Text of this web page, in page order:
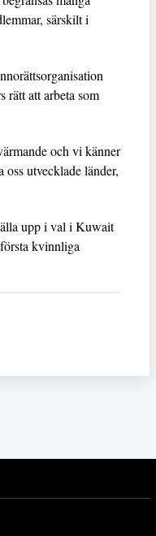
särskilt i
rätt att arbeta som
och vi känner
utvecklade länder,
upp i val i Kuwait
kvinnliga